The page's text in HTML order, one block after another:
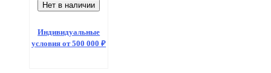
Нет в наличии
Индивидуальные
условия от 500 000 ₽